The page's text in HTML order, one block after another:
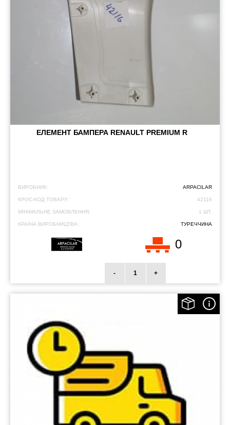
ЕЛЕМЕНТ БАМПЕРА RENAULT PREMIUM R
ВИРОБНИК: ARPACILAR
КРОС-КОД ТОВАРУ: 42116
МІНІМАЛЬНЕ ЗАМОВЛЕННЯ: 1 ШТ.
КРАЇНА ВИРОБНИЦТВА: ТУРЕЧЧИНА
0
- +